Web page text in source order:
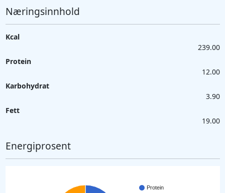
Næringsinnhold
Kcal
239.00
Protein
12.00
Karbohydrat
3.90
Fett
19.00
Energiprosent
Protein